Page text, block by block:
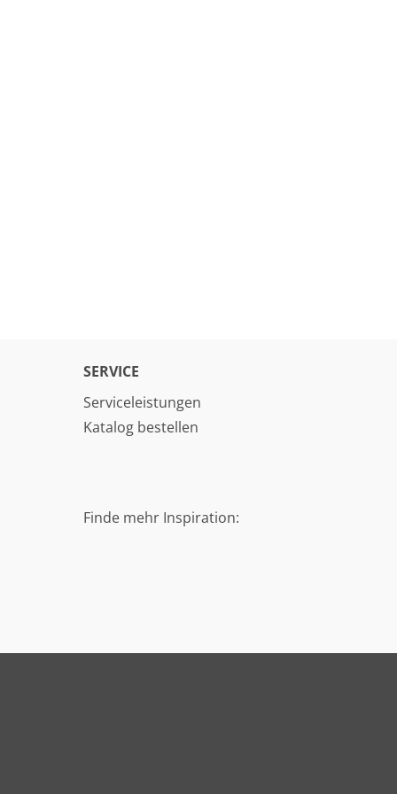
SERVICE
Serviceleistungen
Katalog bestellen
Finde mehr Inspiration: